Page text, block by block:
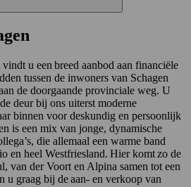
u een breed aanbod aan financiële
tussen de inwoners van Schagen
de doorgaande provinciale weg. U
deur bij ons uiterst moderne
binnen voor deskundig en persoonlijk
is een mix van jonge, dynamische
die allemaal een warme band
en heel Westfriesland. Hier komt zo de
van der Voort en Alpina samen tot een
u graag bij de aan- en verkoop van